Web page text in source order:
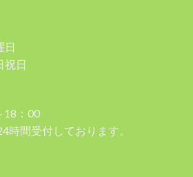
日
祝日
18：00
間受付しております。